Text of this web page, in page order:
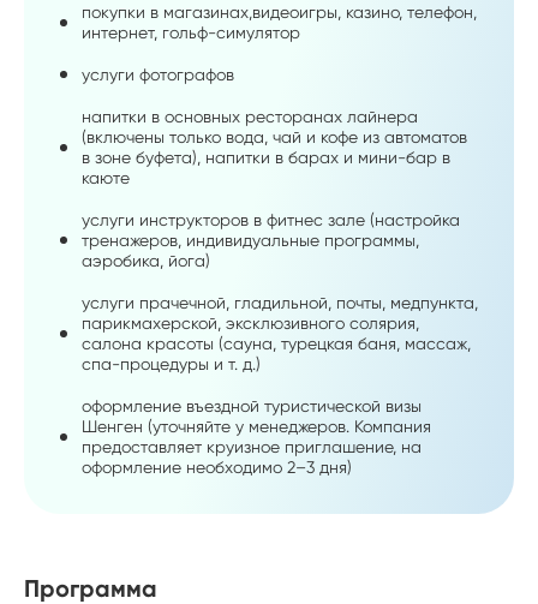
покупки в магазинах,видеоигры, казино, телефон,
интернет, гольф-симулятор
услуги фотографов
напитки в основных ресторанах лайнера
(включены только вода, чай и кофе из автоматов
в зоне буфета), напитки в барах и мини-бар в
каюте
услуги инструкторов в фитнес зале (настройка
тренажеров, индивидуальные программы,
аэробика, йога)
услуги прачечной, гладильной, почты, медпункта,
парикмахерской, эксклюзивного солярия,
салона красоты (сауна, турецкая баня, массаж,
спа-процедуры и т. д.)
оформление въездной туристической визы
Шенген (уточняйте у менеджеров. Компания
предоставляет круизное приглашение, на
оформление необходимо 2–3 дня)
Программа